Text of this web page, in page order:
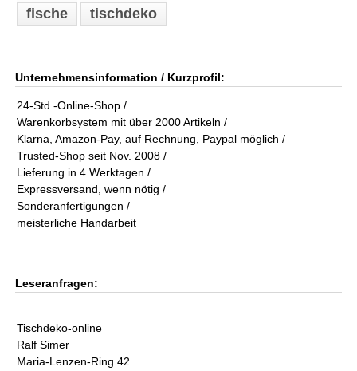
fische
tischdeko
Unternehmensinformation / Kurzprofil:
24-Std.-Online-Shop /
Warenkorbsystem mit über 2000 Artikeln /
Klarna, Amazon-Pay, auf Rechnung, Paypal möglich /
Trusted-Shop seit Nov. 2008 /
Lieferung in 4 Werktagen /
Expressversand, wenn nötig /
Sonderanfertigungen /
meisterliche Handarbeit
Leseranfragen:
Tischdeko-online
Ralf Simer
Maria-Lenzen-Ring 42